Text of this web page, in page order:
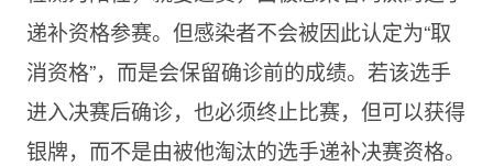
递补资格参赛。但感染者不会被因此认定为“取
消资格”，而是会保留确诊前的成绩。若该选手
进入决赛后确诊，也必须终止比赛，但可以获得
银牌，而不是由被他淘汰的选手递补决赛资格。